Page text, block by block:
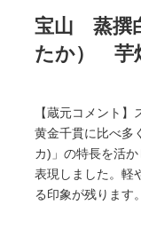
宝山 蒸撰
たか） 芋
【蔵元コメント
黄金千貫に比べ多
カ)」の特長を活
表現しました。軽
る印象が残ります。